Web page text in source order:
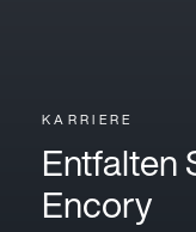
KARRIERE
Entfalten
Encory